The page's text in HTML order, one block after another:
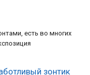
есть во многих
зонтик